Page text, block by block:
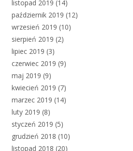
listopad 2019 (14)
październik 2019 (12)
wrzesień 2019 (10)
sierpień 2019 (2)
lipiec 2019 (3)
czerwiec 2019 (9)
maj 2019 (9)
kwiecień 2019 (7)
marzec 2019 (14)
luty 2019 (8)
styczeń 2019 (5)
grudzień 2018 (10)
listopad 2018 (20)